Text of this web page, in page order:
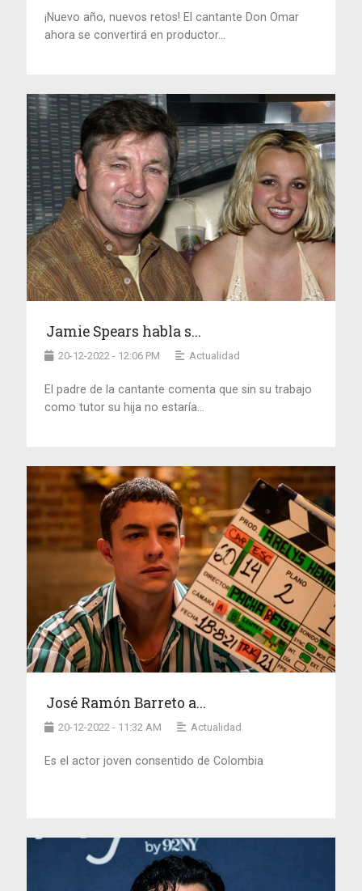
¡Nuevo año, nuevos retos! El cantante Don Omar
ahora se convertirá en productor...
Jamie Spears habla s...
20-12-2022 - 12:06 PM Actualidad
El padre de la cantante comenta que sin su trabajo
como tutor su hija no estaría...
José Ramón Barreto a...
20-12-2022 - 11:32 AM Actualidad
Es el actor joven consentido de Colombia